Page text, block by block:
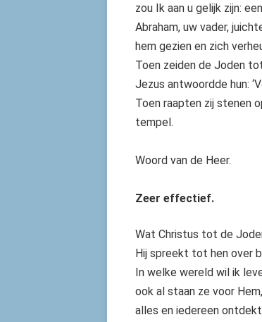
zou Ik aan u gelijk zijn:
Abraham, uw vader,
hem gezien en zich
Toen zeiden de Joden
Jezus antwoordde hun:
Toen raapten zij stenen
tempel.
Woord van de Heer.
Zeer effectief.
Wat Christus tot de
Hij spreekt tot hen over
In welke wereld wil ik
ook al staan ze voor
alles en iedereen